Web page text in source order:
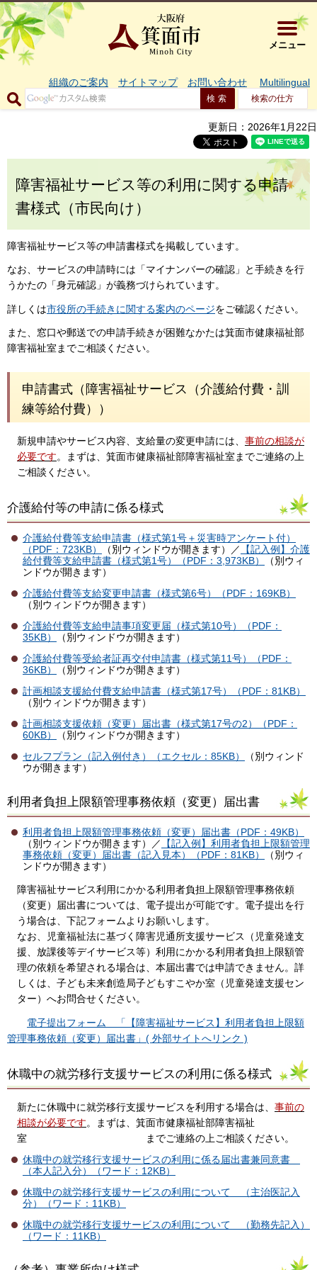
大阪府箕
メニュー
組織のご案内 サイトマップ お問い合わせ Multilingual
検索の仕方
更新日：2026年1月22日
障害福祉サービス等の利用に関する申請
書様式（市民向け）
障害福祉サービス等の申請書様式を掲載しています。
なお、サービスの申請時には「マイナンバーの確認」と手続きを行
うかたの「身元確認」が義務づけられています。
詳しくは市役所の手続きに関する案内のページをご確認ください。
また、窓口や郵送での申請手続きが困難なかたは箕面市健康福祉部
障害福祉室までご相談ください。
申請書式（障害福祉サービス（介護給付費・訓
練等給付費））
新規申請やサービス内容、支給量の変更申請には、 事前の相談が
必要です。まずは、箕面市健康福祉部障害福祉室までご連絡の上
ご相談ください。
介護給付等の申請に係る様式
介護給付費等支給申請書（様式第1号＋災害時アンケート付）
（PDF：723KB）
（別ウィンドウが開きます）／
【記入例】介護
給付費等支給申請書（様式第1号）（PDF：3,973KB）
（別ウィ
ンドウが開きます）
介護給付費等支給変更申請書（様式第6号）（PDF：169KB）
（別ウィンドウが開きます）
介護給付費等支給申請事項変更届（様式第10号）（PDF：
35KB）
（別ウィンドウが開きます）
介護給付費等受給者証再交付申請書（様式第11号）（PDF：
36KB）
（別ウィンドウが開きます）
計画相談支援給付費支給申請書（様式第17号）（PDF：81KB）
（別ウィンドウが開きます）
計画相談支援依頼（変更）届出書（様式第17号の2）（PDF：
60KB）
（別ウィンドウが開きます）
セルフプラン（記入例付き）（エクセル：85KB）
（別ウィンド
ウが開きます）
利用者負担上限額管理事務依頼（変更）届出書
利用者負担上限額管理事務依頼（変更）届出書（PDF：49KB）
（別ウィンドウが開きます）／
【記入例】利用者負担上限額管理
事務依頼（変更）届出書（記入見本）（PDF：81KB）
（別ウィ
ンドウが開きます）
障害福祉サービス利用にかかる利用者負担上限額管理事務依頼
（変更）届出書については、電子提出が可能です。電子提出を行
う場合は、下記フォームよりお願いします。
なお、児童福祉法に基づく障害児通所支援サービス（児童発達支
援、放課後等デイサービス等）利用にかかる利用者負担上限額管
理の依頼を希望される場合は、本届出書では申請できません。詳
しくは、子ども未来創造局子どもすこやか室（児童発達支援セン
ター）へお問合せください。
電子提出フォーム 「【障害福祉サービス】利用者負担上限額
管理事務依頼（変更）届出書」( 外部サイトへリンク )
休職中の就労移行支援サービスの利用に係る様式
新たに休職中に就労移行支援サービスを利用する場合は、 事前の
相談が必要です。まずは、箕面市健康福祉部障害福祉
室 までご連絡の上ご相談ください。
休職中の就労移行支援サービスの利用に係る届出書兼同意書
（本人記入分）（ワード：12KB）
休職中の就労移行支援サービスの利用について （主治医記入
分）（ワード：11KB）
休職中の就労移行支援サービスの利用について （勤務先記入）
（ワード：11KB）